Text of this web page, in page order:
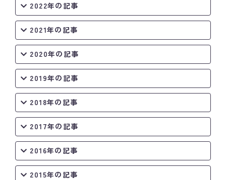
2022年の記事
2021年の記事
2020年の記事
2019年の記事
2018年の記事
2017年の記事
2016年の記事
2015年の記事